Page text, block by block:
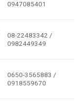
0947085401
08-22483342 /
0982449349
0650-3565883 /
0918559670